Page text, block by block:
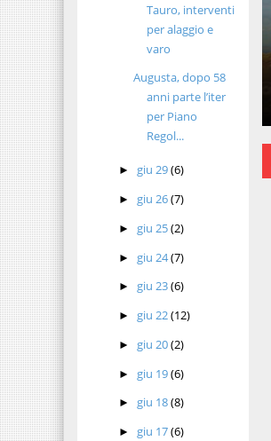
Tauro, interventi
per alaggio e
varo
Augusta, dopo 58
anni parte l’iter
per Piano
Regol...
► giu 29(6)
► giu 26(7)
► giu 25(2)
► giu 24(7)
► giu 23(6)
► giu 22(12)
► giu 20(2)
► giu 19(6)
► giu 18(8)
► giu 17(6)